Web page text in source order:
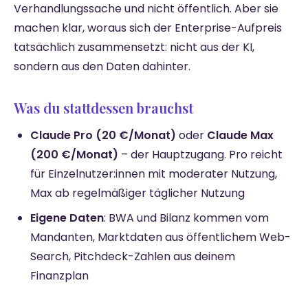
Verhandlungssache und nicht öffentlich. Aber sie
machen klar, woraus sich der Enterprise-Aufpreis
tatsächlich zusammensetzt: nicht aus der KI,
sondern aus den Daten dahinter.
Was du stattdessen brauchst
Claude Pro (20 €/Monat) oder Claude Max
(200 €/Monat) – der Hauptzugang. Pro reicht
für Einzelnutzer:innen mit moderater Nutzung,
Max ab regelmäßiger täglicher Nutzung
Eigene Daten: BWA und Bilanz kommen vom
Mandanten, Marktdaten aus öffentlichem Web-
Search, Pitchdeck-Zahlen aus deinem
Finanzplan